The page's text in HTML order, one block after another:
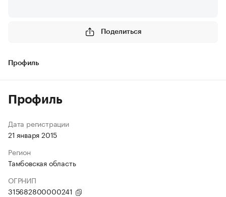
Поделиться
Профиль
Профиль
Дата регистрации
21 января 2015
Регион
Тамбовская область
ОГРНИП
315682800000241